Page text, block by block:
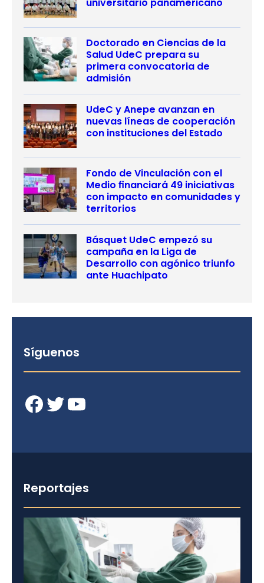
Doctorado en Ciencias de la
Salud UdeC prepara su
primera convocatoria de
admisión
UdeC y Anepe avanzan en
nuevas líneas de cooperación
con instituciones del Estado
Fondo de Vinculación con el
Medio financiará 49 iniciativas
con impacto en comunidades y
territorios
Básquet UdeC empezó su
campaña en la Liga de
Desarrollo con agónico triunfo
ante Huachipato
Síguenos
Facebook Twitter YouTube
Reportajes